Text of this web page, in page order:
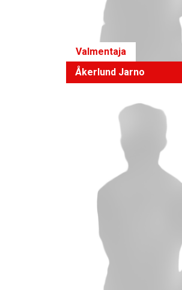
Valmentaja
Åkerlund Jarno